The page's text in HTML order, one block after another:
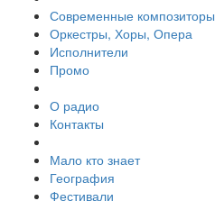
Современные композиторы
Оркестры, Хоры, Опера
Исполнители
Промо
О радио
Контакты
Мало кто знает
География
Фестивали